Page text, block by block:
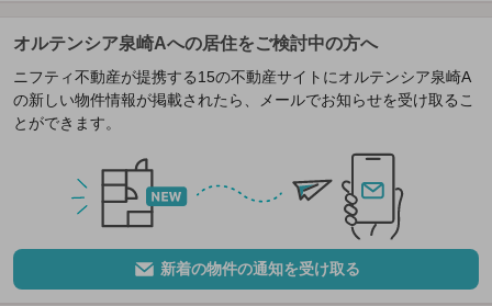
オルテンシア泉崎Aへの居住をご検討中の方へ
ニフティ不動産が提携する15の不動産サイトにオルテンシア泉崎A
の新しい物件情報が掲載されたら、メールでお知らせを受け取るこ
とができます。
新着の物件の通知を受け取る